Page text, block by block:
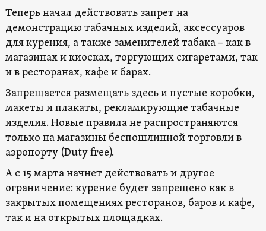
Теперь начал действовать запрет на
демонстрацию табачных изделий, аксессуаров
для курения, а также заменителей табака – как в
магазинах и киосках, торгующих сигаретами, так
и в ресторанах, кафе и барах.
Запрещается размещать здесь и пустые коробки,
макеты и плакаты, рекламирующие табачные
изделия. Новые правила не распространяются
только на магазины беспошлинной торговли в
аэропорту (Duty free).
А с 15 марта начнет действовать и другое
ограничение: курение будет запрещено как в
закрытых помещениях ресторанов, баров и кафе,
так и на открытых площадках.